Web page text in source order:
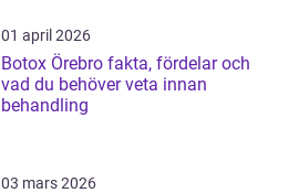
01 april 2026
Botox Örebro fakta, fördelar och
vad du behöver veta innan
behandling
03 mars 2026